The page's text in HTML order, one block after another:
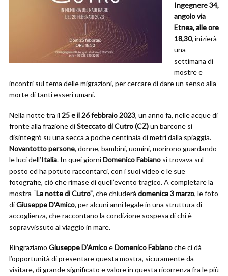
Ingegnere 34,
angolo via
Etnea, alle ore
18,30, inizierà
una
settimana di
mostre e
incontri sul tema delle migrazioni, per cercare di dare un senso alla
morte di tanti esseri umani.
Nella notte tra il 25 e il 26 febbraio 2023, un anno fa, nelle acque di
fronte alla frazione diSteccato di Cutro (CZ)un barcone si
disintegrò su una secca a poche centinaia di metri dalla spiaggia.
Novantotto persone, donne, bambini, uomini, morirono guardando
le luci dell’Italia. In quei giorniDomenico Fabiano si trovava sul
posto ed ha potuto raccontarci, con i suoi video e le sue
fotografie, ciò che rimase di quell’evento tragico. A completare la
mostra “La notte di Cutro”, che chiuderà domenica 3 marzo, le foto
diGiuseppe D’Amico, per alcuni anni legale in una struttura di
accoglienza, che raccontano la condizione sospesa di chi è
sopravvissuto al viaggio in mare.
Ringraziamo Giuseppe D’AmicoeDomenico Fabianoche ci dà
l’opportunità di presentare questa mostra, sicuramente da
visitare, di grande significato e valore in questa ricorrenza fra le più